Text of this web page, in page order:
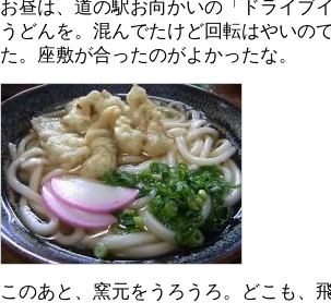
お昼は、道の駅お向かいの「ドライブ
うどんを。混んでたけど回転はやいの
た。座敷が合ったのがよかったな。
このあと、窯元をうろうろ。どこも、